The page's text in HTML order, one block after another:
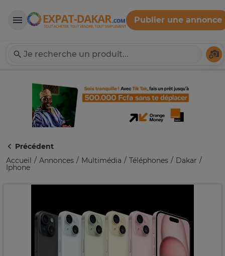
Expat-Dakar
Publier une annonce
Précédent
Accueil
Annonces Multimédia Téléphones Dakar
Iphone